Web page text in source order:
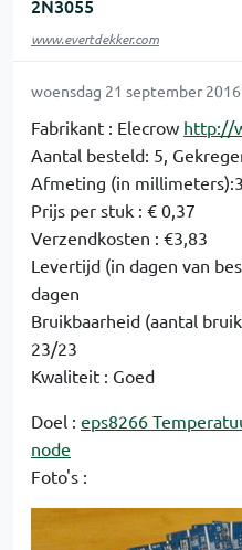
2N3055
www.evertdekker.com
woensdag 21 september
Fabrikant : Elecrow http://
Aantal besteld: 5,
Afmeting (in
Prijs per stuk : € 0,37
Verzendkosten : €3,83
Levertijd (in dagen van
dagen
Bruikbaarheid (aantal
23/23
Kwaliteit : Goed
Doel : eps8266
node
Foto's :